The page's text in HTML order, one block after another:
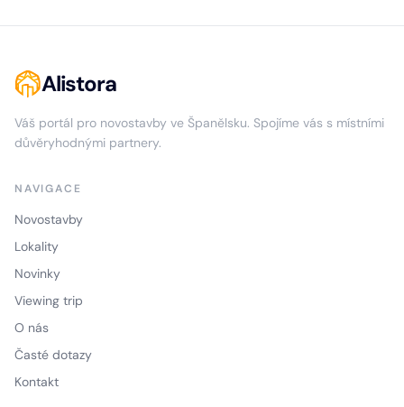
Alistora
Váš portál pro novostavby ve Španělsku. Spojíme vás s místními
důvěryhodnými partnery.
NAVIGACE
Novostavby
Lokality
Novinky
Viewing trip
O nás
Časté dotazy
Kontakt